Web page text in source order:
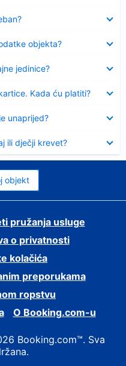
objekta?
jedinice?
Kada ću platiti?
unaprijed?
ili dječji krevet?
objekt
pružanja usluge
o privatnosti
kolačića
preporukama
ropstvu
O Booking.com-u
Booking.com™. Sva